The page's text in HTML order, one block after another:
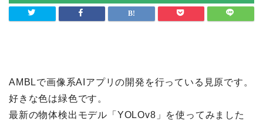
AMBLで画像系AIアプリの開発を行っている見原です。
好きな色は緑色です。
最新の物体検出モデル「YOLOv8」を使ってみました